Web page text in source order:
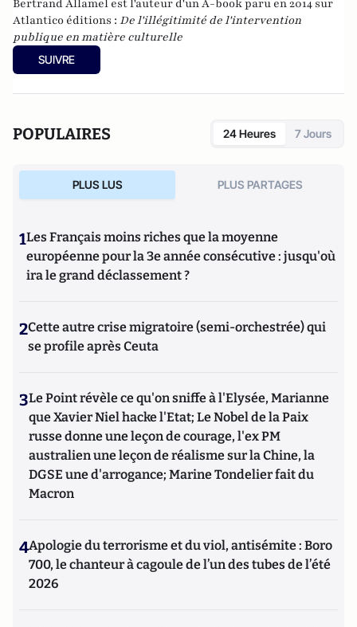
Bertrand Allamel est l'auteur d'un A-book paru en 2014 sur
Atlantico éditions : De l'illégitimité de l'intervention
publique en matière culturelle
SUIVRE
POPULAIRES 24 Heures 7 Jours
PLUS LUS PLUS PARTAGES
1Les Français moins riches que la moyenne
européenne pour la 3e année consécutive : jusqu'où
ira le grand déclassement ?
2Cette autre crise migratoire (semi-orchestrée) qui
se profile après Ceuta
3Le Point révèle ce qu'on sniffe à l'Elysée, Marianne
que Xavier Niel hacke l'Etat; Le Nobel de la Paix
russe donne une leçon de courage, l'ex PM
australien une leçon de réalisme sur la Chine, la
DGSE une d'arrogance; Marine Tondelier fait du
Macron
4Apologie du terrorisme et du viol, antisémite : Boro
700, le chanteur à cagoule de l’un des tubes de l’été
2026